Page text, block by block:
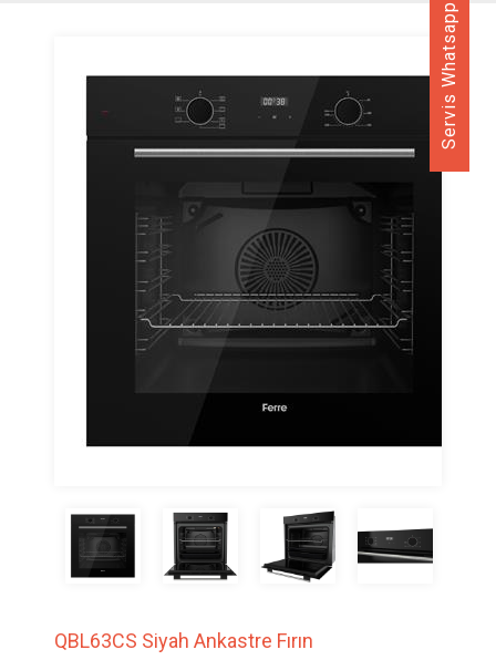
QBL63CS Siyah Ankastre Fırın
Servis Whatsapp